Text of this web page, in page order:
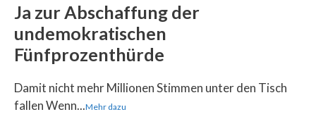
Ja zur Abschaffung der
undemokratischen
Fünfprozenthürde
Damit nicht mehr Millionen Stimmen unter den Tisch
fallen Wenn...Mehr dazu